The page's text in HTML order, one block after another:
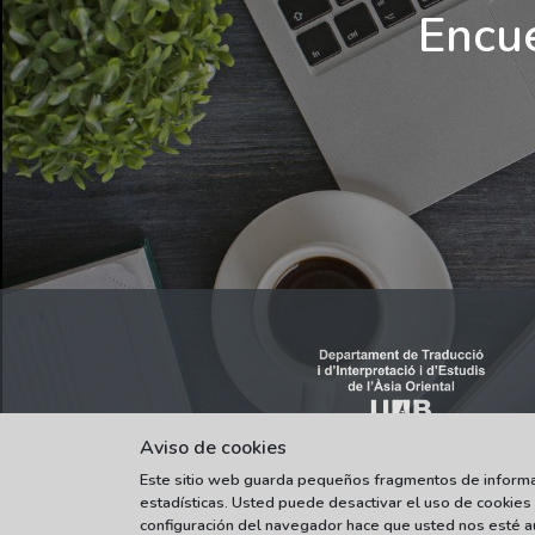
Aviso de cookies
Este sitio web guarda pequeños fragmentos de
estadísticas. Usted puede desactivar el uso de
configuración del navegador hace que usted nos esté